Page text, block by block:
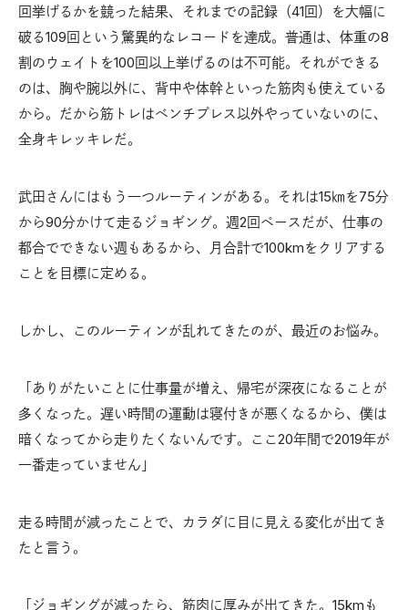
回挙げるかを競った結果、それまでの記録（41回）を大幅に
破る109回という驚異的なレコードを達成。普通は、体重の8
割のウェイトを100回以上挙げるのは不可能。それができる
のは、胸や腕以外に、背中や体幹といった筋肉も使えている
から。だから筋トレはベンチプレス以外やっていないのに、
全身キレッキレだ。
武田さんにはもう一つルーティンがある。それは15㎞を75分
から90分かけて走るジョギング。週2回ペースだが、仕事の
都合でできない週もあるから、月合計で100kmをクリアする
ことを目標に定める。
しかし、このルーティンが乱れてきたのが、最近のお悩み。
「ありがたいことに仕事量が増え、帰宅が深夜になることが
多くなった。遅い時間の運動は寝付きが悪くなるから、僕は
暗くなってから走りたくないんです。ここ20年間で2019年が
一番走っていません」
走る時間が減ったことで、カラダに目に見える変化が出てき
たと言う。
「ジョギングが減ったら、筋肉に厚みが出てきた。15kmも